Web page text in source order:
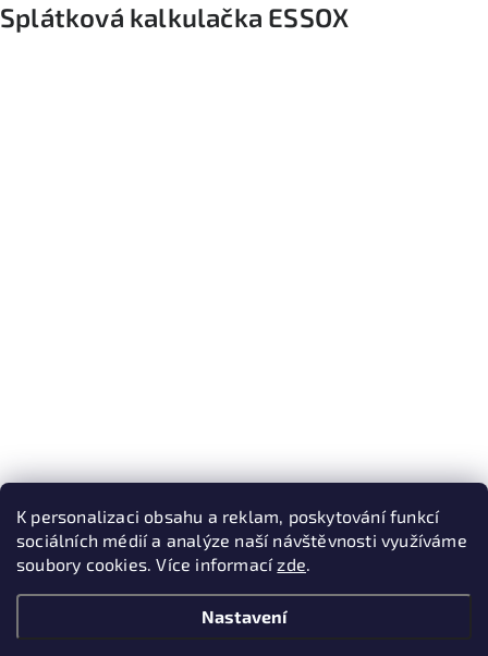
K personalizaci obsahu a reklam, poskytování funkcí
sociálních médií a analýze naší návštěvnosti využíváme
soubory cookies. Více informacízde.
Nastavení
Splátková kalkulačka ESSOX